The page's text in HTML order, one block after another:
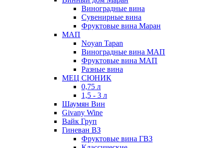
Виноградные вина
Сувенирные вина
Фруктовые вина Маран
МАП
Noyan Tapan
Виноградные вина МАП
Фруктовые вина МАП
Разные вина
МЕЦ СЮНИК
0,75 л
1,5 - 3 л
Шаумян Вин
Givany Wine
Вайк Груп
Гиневан ВЗ
Фруктовые вина ГВЗ